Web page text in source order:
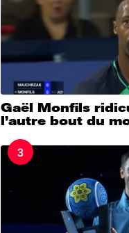
Gaël Monfils
l’autre bout du
3